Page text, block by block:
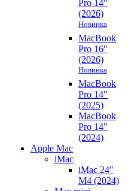
Pro 14"
(2026)
Новинка
MacBook
Pro 16"
(2026)
Новинка
MacBook
Pro 14"
(2025)
MacBook
Pro 14"
(2024)
Apple Mac
iMac
iMac 24"
M4 (2024)